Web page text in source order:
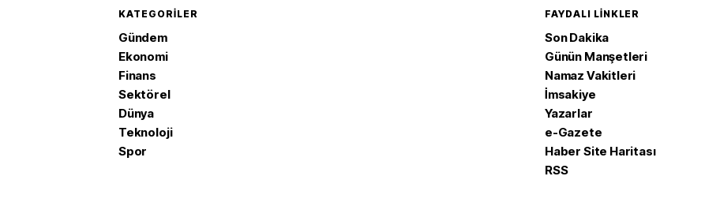
KATEGORILER
Gündem
Ekonomi
Finans
Sektörel
Dünya
Teknoloji
Spor
FAYDALI LINKLER
Son Dakika
Günün Manşetleri
Namaz Vakitleri
İmsakiye
Yazarlar
e-Gazete
Haber Site Haritası
RSS